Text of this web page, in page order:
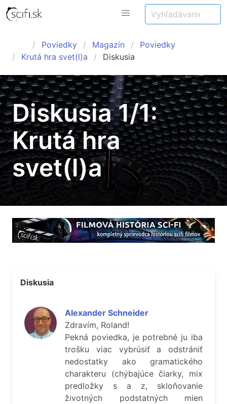
Poviedky Magazín
Poviedky
Krutá hra svet(l)a
Diskusia
Diskusia 1/1:
Krutá hra
svet(l)a
Diskusia
Alexander Schneider
Zdravím, Roland!
Pekná poviedka, je potrebné ju iba
trošku viac vybrúsiť a odstrániť
nedostatky ako gramatického
charakteru (chýbajúce čiarky, mix
predložky s a z, skloňovanie
životných podstatných mien